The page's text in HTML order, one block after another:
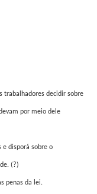
trabalhadores decidir sobre
por meio dele
e disporá sobre o
(?)
penas da lei.